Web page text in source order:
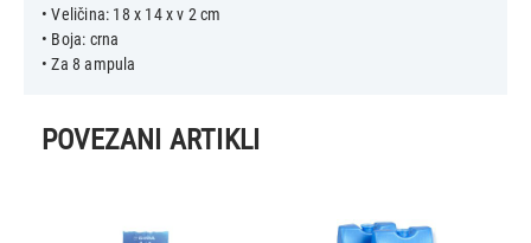
• Veličina: 18 x 14 x v 2 cm
• Boja: crna
POVEZANI ARTIKLI